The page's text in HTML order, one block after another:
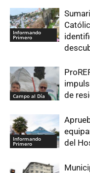
Informando
Primero
Campo al Día
de
Informando
Primero
del